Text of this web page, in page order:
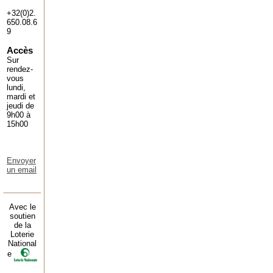
+32(0)2.
650.08.6
9
Accès
Sur
rendez-
vous
lundi,
mardi et
jeudi de
9h00 à
15h00
Envoyer
un email
Avec le
soutien
de la
Loterie
National
e